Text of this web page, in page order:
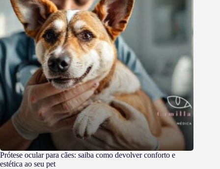
Prótese ocular para cães: saiba como devolver conforto e
estética ao seu pet